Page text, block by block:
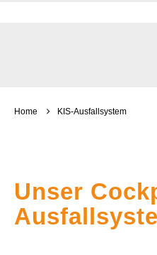
Home KIS-Ausfallsystem
Unser